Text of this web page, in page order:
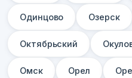
Одинцово Озерск
Октябрьский
Омск Орел